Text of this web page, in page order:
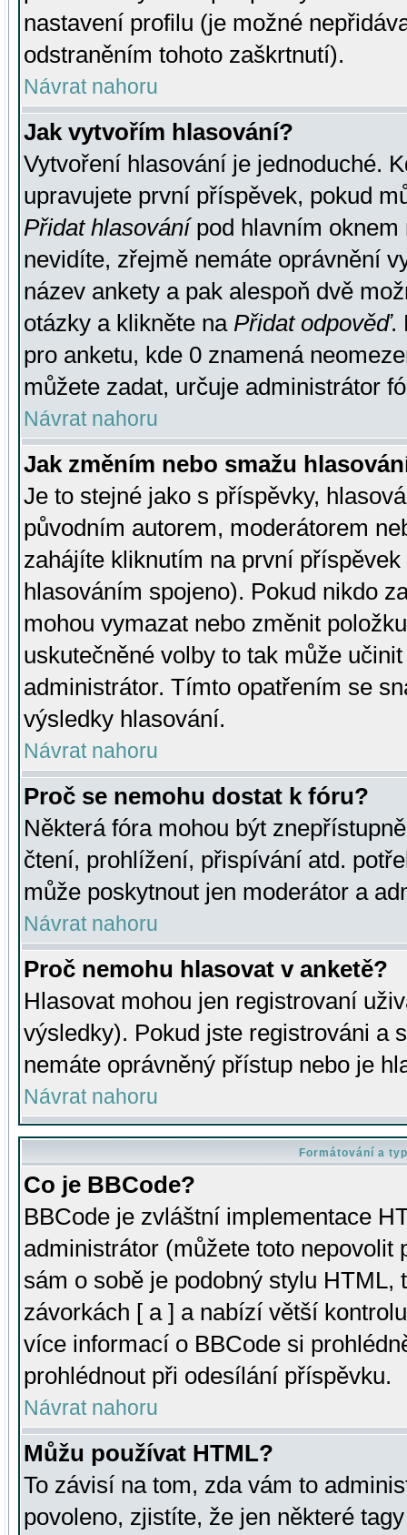
nastavení profilu (je možné
odstraněním tohoto zaškrtnutí).
Návrat nahoru
Jak vytvořím hlasování?
Vytvoření hlasování je jednoduché.
upravujete první příspěvek, pokud
Přidat hlasovánípod hlavním oknem
nevidíte, zřejmě nemáte oprávnění
název ankety a pak alespoň dvě
otázky a klikněte na Přidat odpověď.
pro anketu, kde 0 znamená
můžete zadat, určuje administrátor
Návrat nahoru
Jak změním nebo smažu
Je to stejné jako s příspěvky,
původním autorem, moderátorem
zahájíte kliknutím na první
hlasováním spojeno). Pokud nikdo
mohou vymazat nebo změnit
uskutečněné volby to tak může
administrátor. Tímto opatřením se
výsledky hlasování.
Návrat nahoru
Proč se nemohu dostat k fóru?
Některá fóra mohou být
čtení, prohlížení, přispívání atd.
může poskytnout jen moderátor a
Návrat nahoru
Proč nemohu hlasovat v anketě?
Hlasovat mohou jen registrovaní
výsledky). Pokud jste registrováni a
nemáte oprávněný přístup nebo je
Návrat nahoru
Formátování a
Co je BBCode?
BBCode je zvláštní implementace
administrátor (můžete toto
sám o sobě je podobný stylu HTML,
závorkách [ a ] a nabízí větší
více informací o BBCode si
prohlédnout při odesílání příspěvku.
Návrat nahoru
Můžu používat HTML?
To závisí na tom, zda vám to
povoleno, zjistíte, že jen některé